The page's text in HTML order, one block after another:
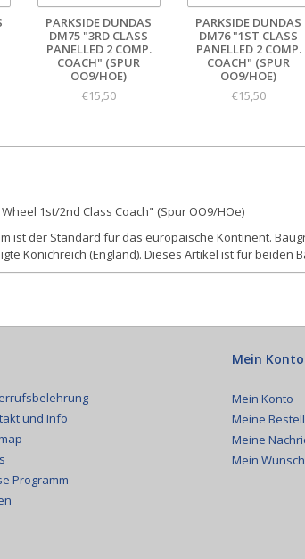
PARKSIDE DUNDAS
DM75 "3RD CLASS
PANELLED 2 COMP.
COACH" (SPUR
OO9/HOE)
€15,50
PARKSIDE DUNDAS
DM76 "1ST CLASS
PANELLED 2 COMP.
COACH" (SPUR
OO9/HOE)
€15,50
1st/2nd Class Coach" (Spur OO9/HOe)
ist der Standard für das europäische Kontinent.
Könichreich (England). Dieses Artikel ist für beiden
und Info
Programm
Mein Konto
Mein Konto
Meine
Meine
Mein